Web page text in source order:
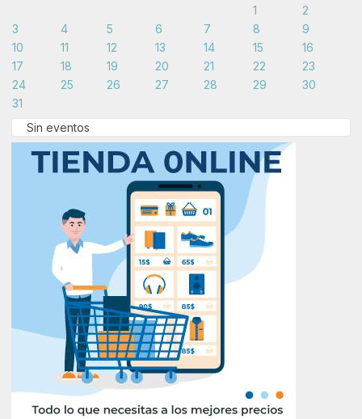
1
2
3
4 5 6 7 8
9
10
11 12 13 14 15
16
17
18 19 20 21 22
23
24
25 26 27 28 29
30
31
Sin eventos